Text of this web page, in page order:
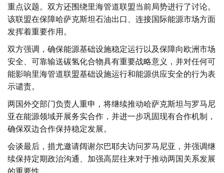
重点议题。双方还围绕里海管道联盟当前局势进行了讨论。
该联盟在保障哈萨克斯坦石油出口、连接国际能源市场方面
发挥着重要作用。
双方强调，确保能源基础设施稳定运行以及保障向欧洲市场
安全、可靠输送碳氢化合物具有重要战略意义，并对任何可
能影响里海管道联盟基础设施运行和能源供应安全的行为表
示谴责。
两国外交部门负责人重申，将继续推动哈萨克斯坦与罗马尼
亚在能源领域开展务实合作，并进一步巩固现有合作机制，
确保双边合作保持稳定发展。
会谈最后，措尤邀请阔谢尔巴耶夫访问罗马尼亚，并强调继
续保持定期政治沟通、加强高层往来对于推动两国关系发展
的重要性。